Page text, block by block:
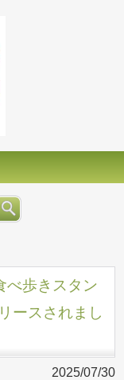
べ歩きスタン
ースされまし
2025/07/30